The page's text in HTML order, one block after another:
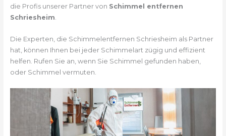
die Profis unserer Partner von Schimmel entfernen
Schriesheim.
Die Experten, die Schimmelentfernen Schriesheim als Partner
hat, können Ihnen bei jeder Schimmelart zügig und effizient
helfen. Rufen Sie an, wenn Sie Schimmel gefunden haben,
oder Schimmel vermuten.